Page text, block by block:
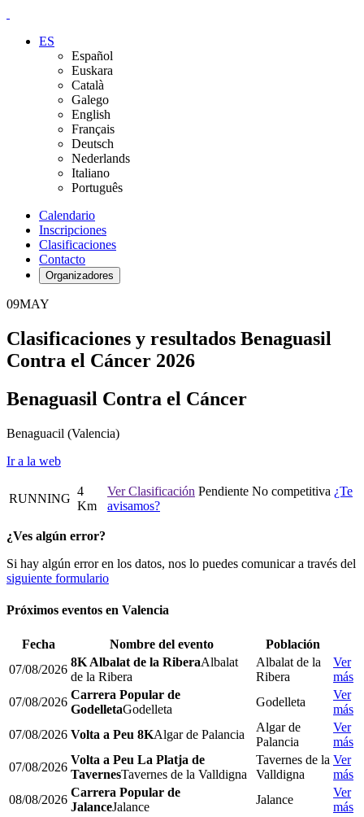
ES
Español
Euskara
Català
Galego
English
Français
Deutsch
Nederlands
Italiano
Português
Calendario
Inscripciones
Clasificaciones
Contacto
Organizadores
09MAY
Clasificaciones y resultados Benaguasil
Contra el Cáncer 2026
Benaguasil Contra el Cáncer
Benaguacil (Valencia)
Ir a la web
RUNNING
4
Km
Ver Clasificación Pendiente No competitiva ¿Te
avisamos?
¿Ves algún error?
Si hay algún error en los datos, nos lo puedes comunicar a través del
siguiente formulario
Próximos eventos en Valencia
Fecha Nombre del evento
Población
07/08/2026
8K Albalat de la RiberaAlbalat
de la Ribera
Albalat de la
Ribera
Ver
más
07/08/2026
Carrera Popular de
GodelletaGodelleta
Godelleta
Ver
más
07/08/2026 Volta a Peu 8KAlgar de Palancia
Algar de
Palancia
Ver
más
07/08/2026
Volta a Peu La Platja de
TavernesTavernes de la Valldigna
Tavernes de la
Valldigna
Ver
más
08/08/2026
Carrera Popular de
JalanceJalance
Jalance
Ver
más